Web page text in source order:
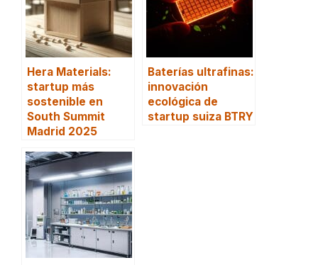
Hera Materials:
startup más
sostenible en
South Summit
Madrid 2025
Baterías ultrafinas:
innovación
ecológica de
startup suiza BTRY